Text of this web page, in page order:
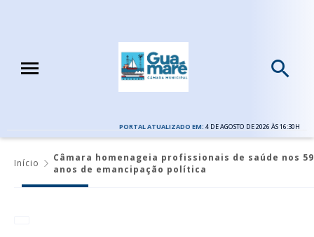
PORTAL ATUALIZADO EM: 4 DE AGOSTO DE 2026 ÀS 16:30H
Início
Câmara homenageia profissionais de saúde nos 59
anos de emancipação política